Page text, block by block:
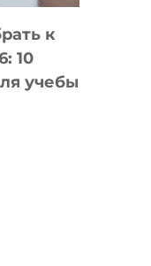
к
10
учебы